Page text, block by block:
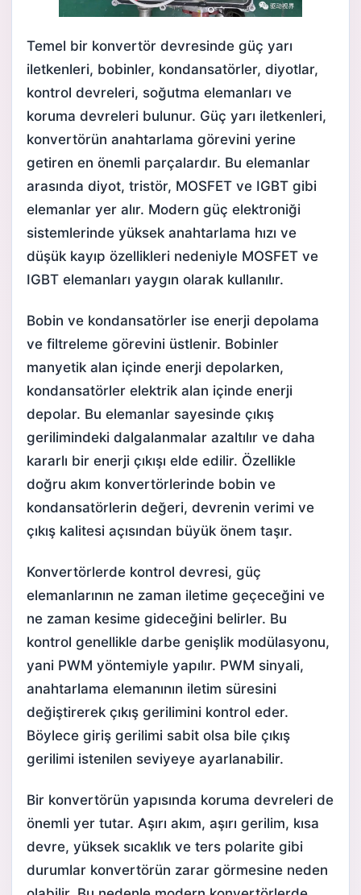
Temel bir konvertör devresinde güç yarı
iletkenleri, bobinler, kondansatörler, diyotlar,
kontrol devreleri, soğutma elemanları ve
koruma devreleri bulunur. Güç yarı iletkenleri,
konvertörün anahtarlama görevini yerine
getiren en önemli parçalardır. Bu elemanlar
arasında diyot, tristör, MOSFET ve IGBT gibi
elemanlar yer alır. Modern güç elektroniği
sistemlerinde yüksek anahtarlama hızı ve
düşük kayıp özellikleri nedeniyle MOSFET ve
IGBT elemanları yaygın olarak kullanılır.
Bobin ve kondansatörler ise enerji depolama
ve filtreleme görevini üstlenir. Bobinler
manyetik alan içinde enerji depolarken,
kondansatörler elektrik alan içinde enerji
depolar. Bu elemanlar sayesinde çıkış
gerilimindeki dalgalanmalar azaltılır ve daha
kararlı bir enerji çıkışı elde edilir. Özellikle
doğru akım konvertörlerinde bobin ve
kondansatörlerin değeri, devrenin verimi ve
çıkış kalitesi açısından büyük önem taşır.
Konvertörlerde kontrol devresi, güç
elemanlarının ne zaman iletime geçeceğini ve
ne zaman kesime gideceğini belirler. Bu
kontrol genellikle darbe genişlik modülasyonu,
yani PWM yöntemiyle yapılır. PWM sinyali,
anahtarlama elemanının iletim süresini
değiştirerek çıkış gerilimini kontrol eder.
Böylece giriş gerilimi sabit olsa bile çıkış
gerilimi istenilen seviyeye ayarlanabilir.
Bir konvertörün yapısında koruma devreleri de
önemli yer tutar. Aşırı akım, aşırı gerilim, kısa
devre, yüksek sıcaklık ve ters polarite gibi
durumlar konvertörün zarar görmesine neden